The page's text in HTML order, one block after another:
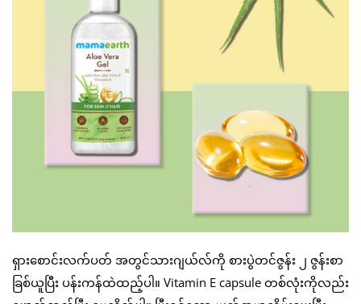
ရှားစောင်းလက်ပတ် အတွင်သားဂျယ်လ်ကို စားပွဲတင်ဇွန်း ၂ ဇွန်းစာ
ခြစ်ယူပြီး ပန်းကန်ထဲထည့်ပါ။ Vitamin E capsule တစ်လုံးကိုလည်း